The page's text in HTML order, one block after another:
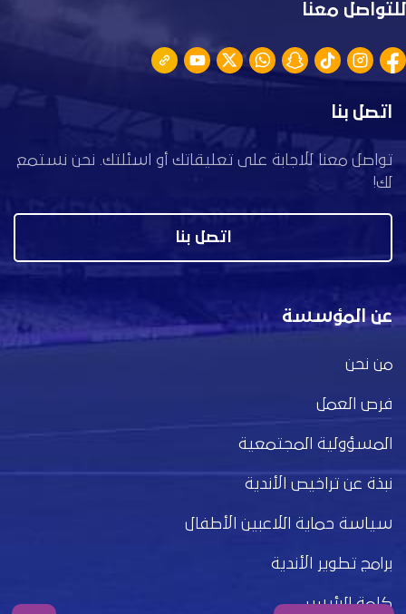
للتواصل معنا
اتصل بنا
تواصل معنا للاجابة على تعليقاتك أو اسئلتك. نحن نستمع
لك!
اتصل بنا
عن المؤسسة
من نحن
فرص العمل
المسؤولية المجتمعية
نبذة عن تراخيص الأندية
سياسة حماية اللاعبين الأطفال
برامج تطوير الأندية
كلمة الرئيس